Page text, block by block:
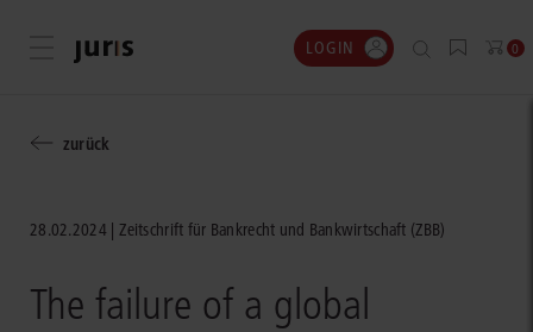
Menü öffnen LOGIN 0
zurück
28.02.2024 Zeitschrift für Bankrecht und Bankwirtschaft (ZBB)
The failure of a global